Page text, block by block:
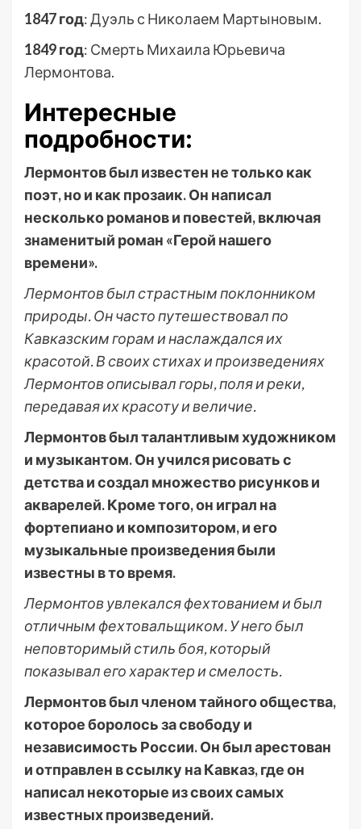
1847 год: Дуэль с Николаем Мартыновым.
1849 год: Смерть Михаила Юрьевича
Лермонтова.
Интересные
подробности:
Лермонтов был известен не только как
поэт, но и как прозаик. Он написал
несколько романов и повестей, включая
знаменитый роман «Герой нашего
времени».
Лермонтов был страстным поклонником
природы. Он часто путешествовал по
Кавказским горам и наслаждался их
красотой. В своих стихах и произведениях
Лермонтов описывал горы, поля и реки,
передавая их красоту и величие.
Лермонтов был талантливым художником
и музыкантом. Он учился рисовать с
детства и создал множество рисунков и
акварелей. Кроме того, он играл на
фортепиано и композитором, и его
музыкальные произведения были
известны в то время.
Лермонтов увлекался фехтованием и был
отличным фехтовальщиком. У него был
неповторимый стиль боя, который
показывал его характер и смелость.
Лермонтов был членом тайного общества,
которое боролось за свободу и
независимость России. Он был арестован
и отправлен в ссылку на Кавказ, где он
написал некоторые из своих самых
известных произведений.